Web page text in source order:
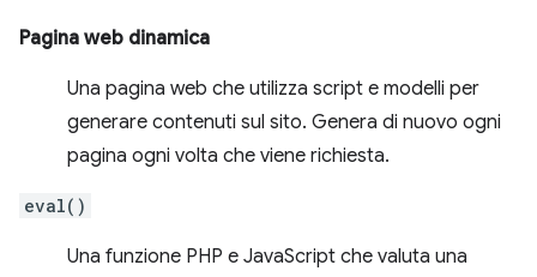
Pagina web dinamica
Una pagina web che utilizza script e modelli per
generare contenuti sul sito. Genera di nuovo ogni
pagina ogni volta che viene richiesta.
eval()
Una funzione PHP e JavaScript che valuta una